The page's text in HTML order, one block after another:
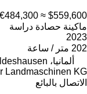
€484,300 ≈ $559,600
ماكينة حصادة دراسة
2023
202 متر / ساعة
ألمانيا، Wildeshausen
Landmaschinen KG
الاتصال بالبائع